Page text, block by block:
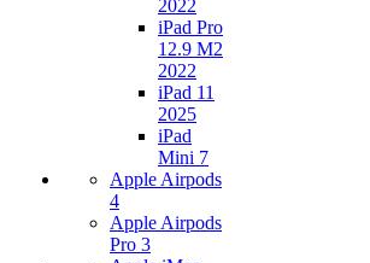
2022
iPad Pro
12.9 M2
2022
iPad 11
2025
iPad
Mini 7
Apple Airpods
4
Apple Airpods
Pro 3